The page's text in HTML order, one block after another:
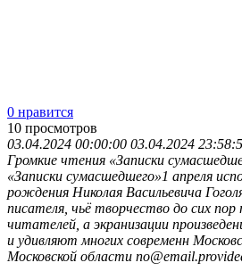
0 нравится
10 просмотров
03.04.2024 00:00:00 03.04.2024
Громкие чтения «Записки
«Записки сумасшедшего»1 апреля
рождения Николая Васильевича
писателя, чьё творчество до сих пор
читателей, а экранизации
и удивляют многих современн
Московской области